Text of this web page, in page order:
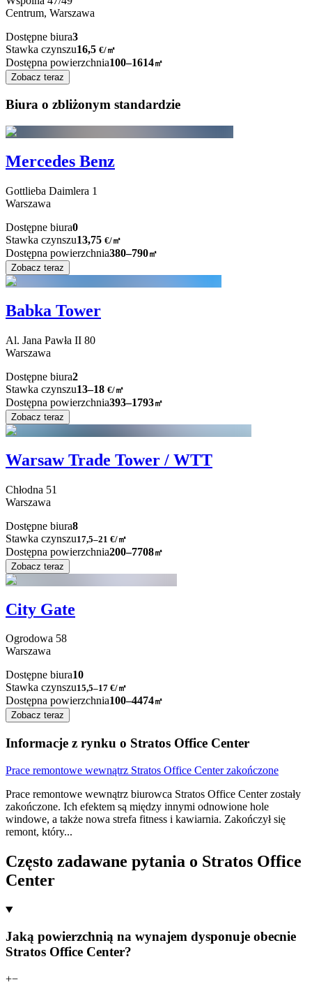
Centrum, Warszawa
Dostępne biura3
Stawka czynszu16,5 €/㎡
Dostępna powierzchnia100–1614㎡
Zobacz teraz
Biura o zbliżonym standardzie
Mercedes Benz
Gottlieba Daimlera 1
Warszawa
Dostępne biura0
Stawka czynszu13,75 €/㎡
Dostępna powierzchnia380–790㎡
Zobacz teraz
Babka Tower
Al. Jana Pawła II 80
Warszawa
Dostępne biura2
Stawka czynszu13–18 €/㎡
Dostępna powierzchnia393–1793㎡
Zobacz teraz
Warsaw Trade Tower / WTT
Chłodna 51
Warszawa
Dostępne biura8
Stawka czynszu17,5–21 €/㎡
Dostępna powierzchnia200–7708㎡
Zobacz teraz
City Gate
Ogrodowa 58
Warszawa
Dostępne biura10
Stawka czynszu15,5–17 €/㎡
Dostępna powierzchnia100–4474㎡
Zobacz teraz
Informacje z rynku o Stratos Office Center
Prace remontowe wewnątrz Stratos Office Center zakończone
Prace remontowe wewnątrz biurowca Stratos Office Center zostały
zakończone. Ich efektem są między innymi odnowione hole
windowe, a także nowa strefa fitness i kawiarnia. Zakończył się
remont, który...
Często zadawane pytania o Stratos Office
Center
Jaką powierzchnią na wynajem dysponuje obecnie
Stratos Office Center?
+−